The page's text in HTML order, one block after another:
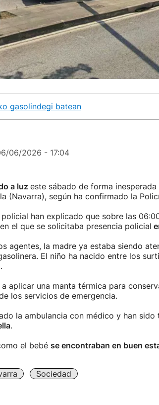
gasolindegi batean
06/2026 - 17:04
a luz este sábado de forma
(Navarra), según ha confirmado la
han explicado que sobre las
el que se solicitaba presencia policial
agentes, la madre ya estaba siendo
El niño ha nacido entre los
aplicar una manta térmica para
los servicios de emergencia.
la ambulancia con médico y han
.
el bebé se encontraban en buen
Sociedad